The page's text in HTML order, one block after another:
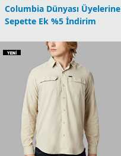
Columbia Dünyası Üyelerine
Sepette Ek %5 İndirim